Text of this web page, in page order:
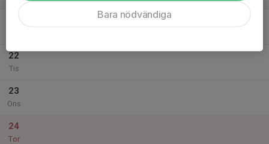
22
Tis
23
Ons
24
Tor
Bara nödvändiga